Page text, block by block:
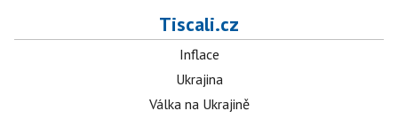
Tiscali.cz
Inflace
Ukrajina
Válka na Ukrajině